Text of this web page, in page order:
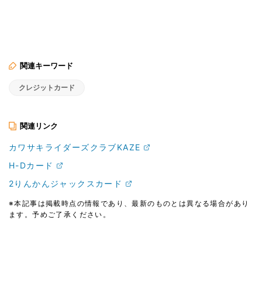
関連キーワード
クレジットカード
関連リンク
カワサキライダーズクラブKAZE
H-Dカード
2りんかんジャックスカード
※本記事は掲載時点の情報であり、最新のものとは異なる場合があり
ます。予めご了承ください。